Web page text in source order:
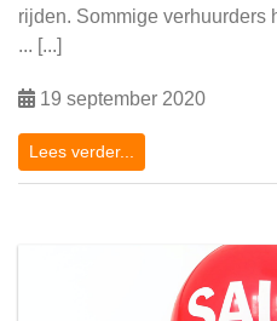
rijden. Sommige verhuurders
... [...]
19 september 2020
Lees verder...